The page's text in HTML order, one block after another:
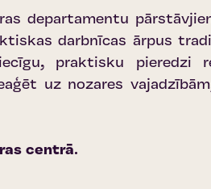
departamentu
darbnīcas ārpus
praktisku pieredzi
uz nozares
centrā.